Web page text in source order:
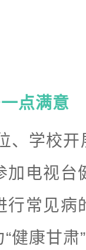
点满意
、学校
加电视
行常见
健康甘肃